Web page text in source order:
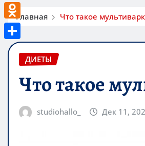
Главная Что такое
ДИЕТЫ
Что такое
studiohallo_ Дек 11,
VK
Odnoklassniki
Отправить